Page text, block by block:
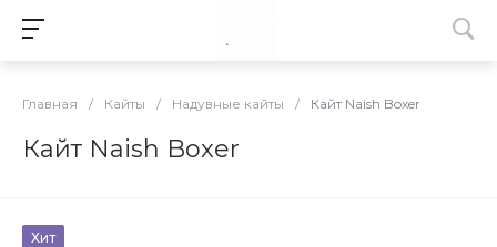
Главная / Кайты / Надувные кайты / Кайт Naish Boxer
Кайт Naish Boxer
Хит